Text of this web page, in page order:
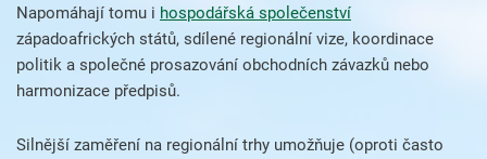
Napomáhají tomu i hospodářská společenství
západoafrických států, sdílené regionální vize, koordinace
politik a společné prosazování obchodních závazků nebo
harmonizace předpisů.
Silnější zaměření na regionální trhy umožňuje (oproti často